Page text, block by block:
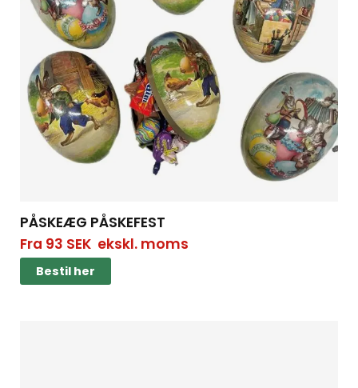
PÅSKEÆG PÅSKEFEST
Fra 93 SEKekskl. moms
Bestil her